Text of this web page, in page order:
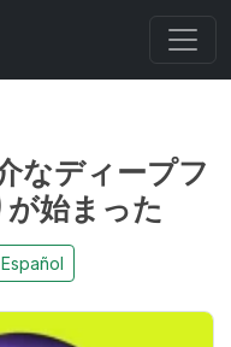
なディープフ
始まった
Español